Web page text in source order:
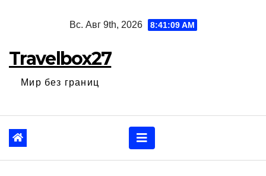
Вс. Авг 9th, 2026 8:41:10 AM
Travelbox27
Мир без границ